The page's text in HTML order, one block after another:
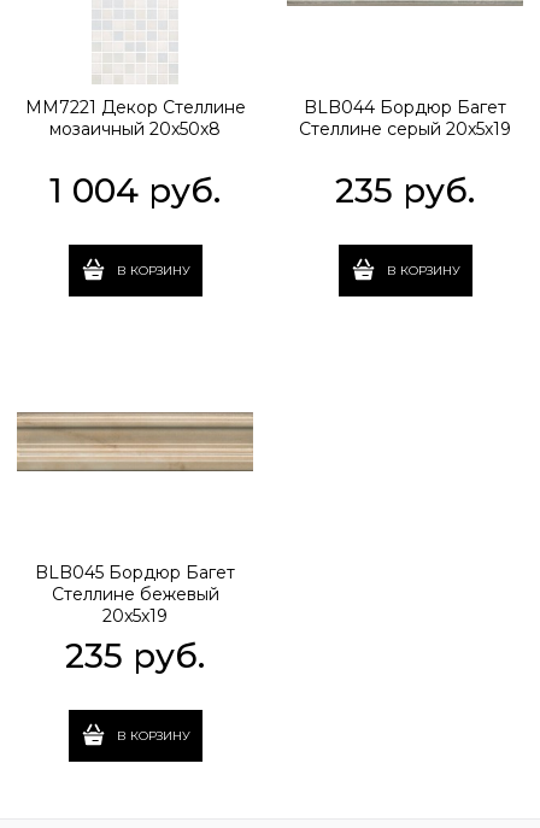
MM7221 Декор Стеллине
мозаичный 20x50x8
1 004 руб.
В КОРЗИНУ
BLB044 Бордюр Багет
Стеллине серый 20x5x19
235 руб.
В КОРЗИНУ
BLB045 Бордюр Багет
Стеллине бежевый
20x5x19
235 руб.
В КОРЗИНУ